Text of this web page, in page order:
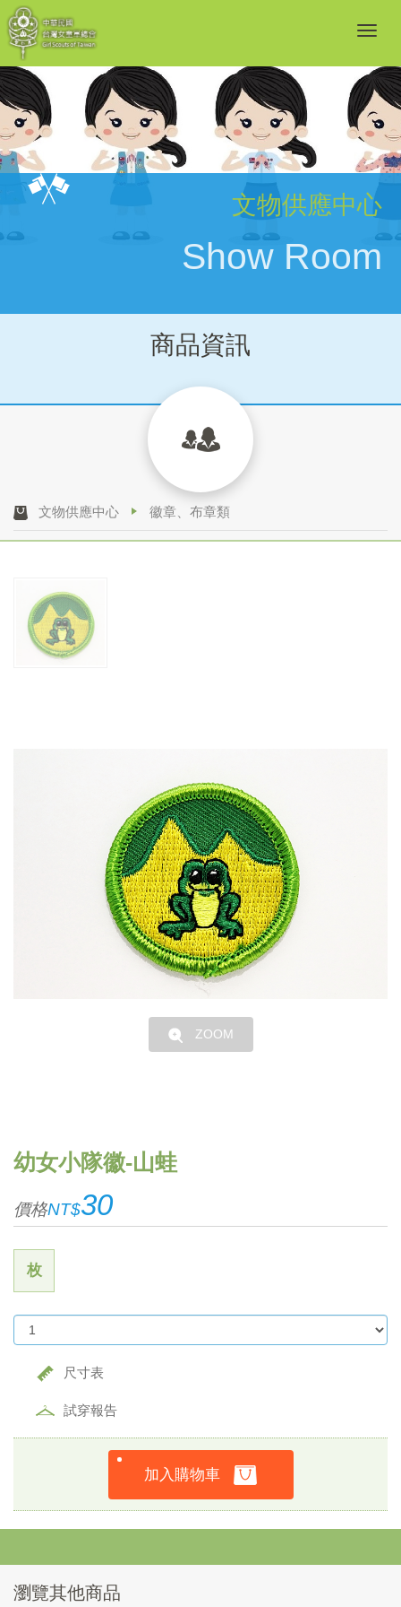
文物供應中心
Show Room
商品資訊
文物供應中心 徽章、布章類
ZOOM
幼女小隊徽-山蛙
價格NT$30
枚
尺寸表
試穿報告
加入購物車
瀏覽其他商品